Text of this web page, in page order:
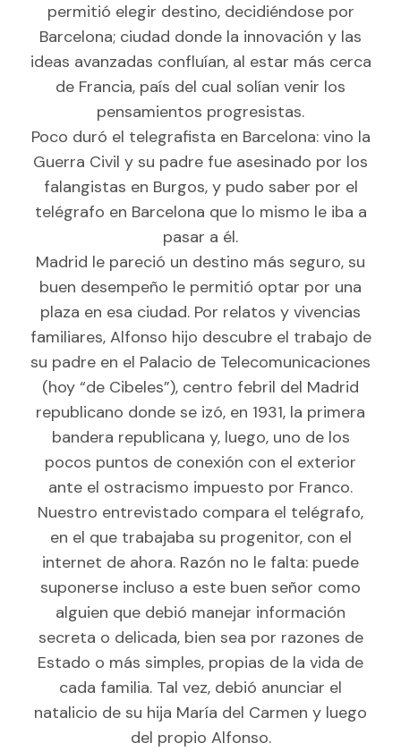
permitió elegir destino, decidiéndose por
Barcelona; ciudad donde la innovación y las
ideas avanzadas confluían, al estar más cerca
de Francia, país del cual solían venir los
pensamientos progresistas.
Poco duró el telegrafista en Barcelona: vino la
Guerra Civil y su padre fue asesinado por los
falangistas en Burgos, y pudo saber por el
telégrafo en Barcelona que lo mismo le iba a
pasar a él.
Madrid le pareció un destino más seguro, su
buen desempeño le permitió optar por una
plaza en esa ciudad. Por relatos y vivencias
familiares, Alfonso hijo descubre el trabajo de
su padre en el Palacio de Telecomunicaciones
(hoy “de Cibeles”), centro febril del Madrid
republicano donde se izó, en 1931, la primera
bandera republicana y, luego, uno de los
pocos puntos de conexión con el exterior
ante el ostracismo impuesto por Franco.
Nuestro entrevistado compara el telégrafo,
en el que trabajaba su progenitor, con el
internet de ahora. Razón no le falta: puede
suponerse incluso a este buen señor como
alguien que debió manejar información
secreta o delicada, bien sea por razones de
Estado o más simples, propias de la vida de
cada familia. Tal vez, debió anunciar el
natalicio de su hija María del Carmen y luego
del propio Alfonso.